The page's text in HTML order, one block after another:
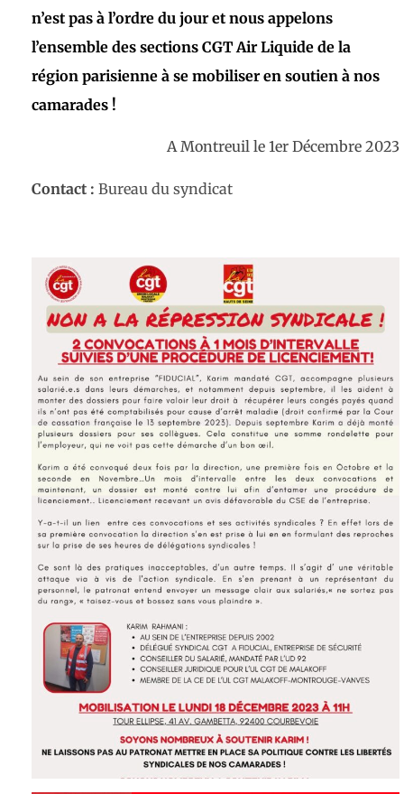
n’est pas à l’ordre du jour et nous appelons
l’ensemble des sections CGT Air Liquide de la
région parisienne à se mobiliser en soutien à nos
camarades !
A Montreuil le 1er Décembre 2023
Contact : Bureau du syndicat